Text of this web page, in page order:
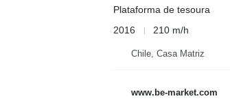
Plataforma de tesoura
2016
210 m/h
Chile, Casa Matriz
www.be-market.com